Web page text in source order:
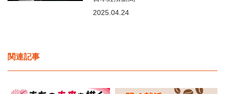
2025.04.24
関連記事